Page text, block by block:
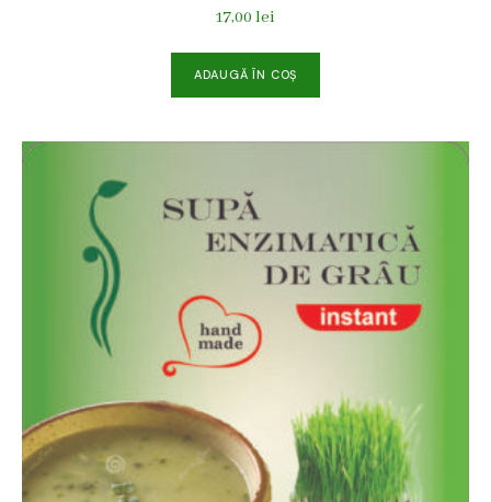
17,00lei
ADAUGĂ ÎN COȘ